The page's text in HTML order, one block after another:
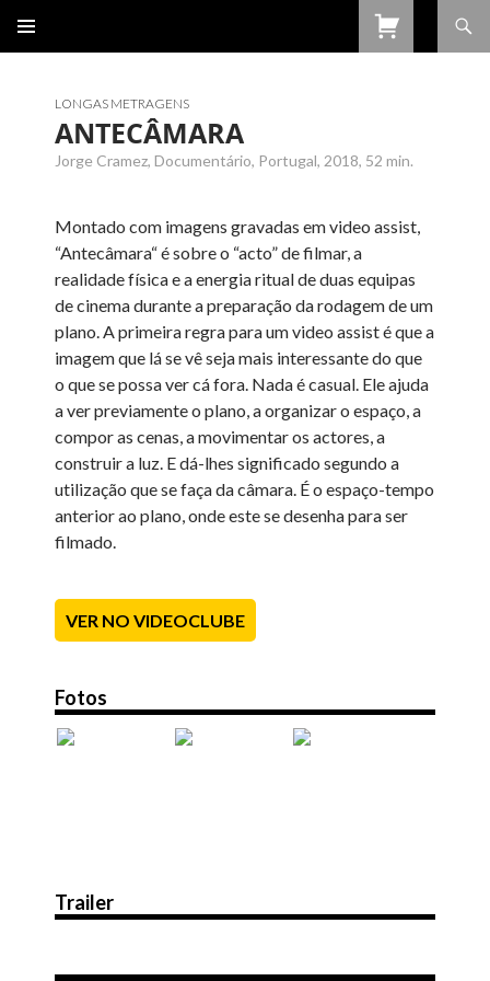
CONTEÚDO
LONGAS METRAGENS
ANTECÂMARA
Jorge Cramez, Documentário, Portugal, 2018, 52 min.
Montado com imagens gravadas em video assist,
“Antecâmara“ é sobre o “acto” de filmar, a
realidade física e a energia ritual de duas equipas
de cinema durante a preparação da rodagem de um
plano. A primeira regra para um video assist é que a
imagem que lá se vê seja mais interessante do que
o que se possa ver cá fora. Nada é casual. Ele ajuda
a ver previamente o plano, a organizar o espaço, a
compor as cenas, a movimentar os actores, a
construir a luz. E dá-lhes significado segundo a
utilização que se faça da câmara. É o espaço-tempo
anterior ao plano, onde este se desenha para ser
filmado.
VER NO VIDEOCLUBE
Fotos
Trailer